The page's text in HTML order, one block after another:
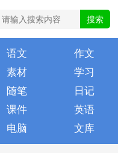
语文
作文
素材
学习
随笔
日记
课件
英语
电脑 文库